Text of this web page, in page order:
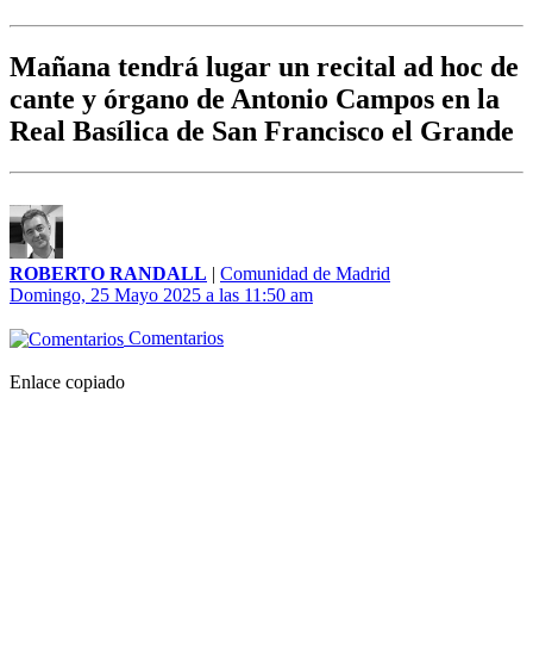
Mañana tendrá lugar un recital ad hoc de
cante y órgano de Antonio Campos en la
Real Basílica de San Francisco el Grande
ROBERTO RANDALL | Comunidad de Madrid
Domingo, 25 Mayo 2025 a las 11:50 am
Comentarios
Enlace copiado